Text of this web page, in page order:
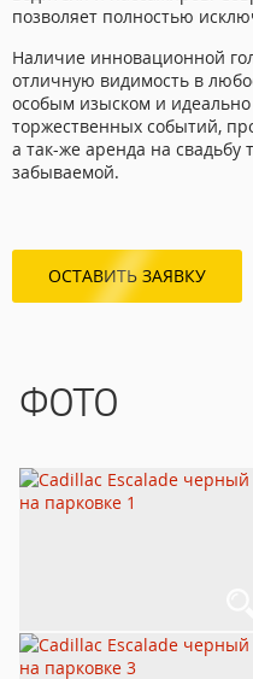
позволяет полностью
Наличие инновационной
отличную видимость в
особым изыском и
торжественных событий,
а так-же аренда на свадьбу
забываемой.
ОСТАВИТЬ ЗАЯВКУ
ФОТО